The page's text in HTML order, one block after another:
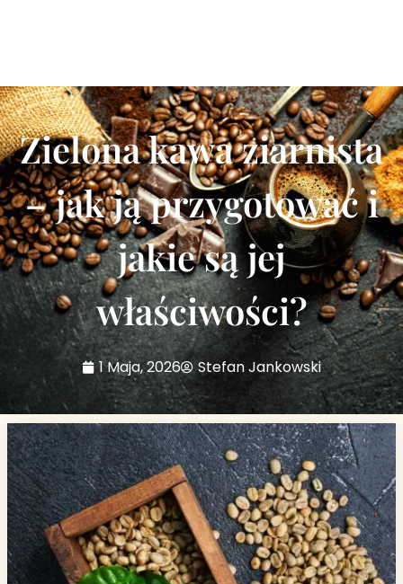
Zielona kawa ziarnista
– jak ją przygotować i
jakie są jej
właściwości?
1 Maja, 2026 Stefan Jankowski